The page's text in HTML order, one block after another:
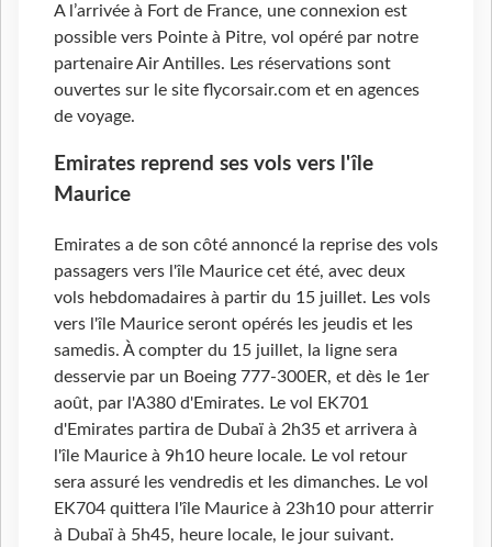
A l’arrivée à Fort de France, une connexion est
possible vers Pointe à Pitre, vol opéré par notre
partenaire Air Antilles. Les réservations sont
ouvertes sur le site flycorsair.com et en agences
de voyage.
Emirates reprend ses vols vers l'île
Maurice
Emirates a de son côté annoncé la reprise des vols
passagers vers l'île Maurice cet été, avec deux
vols hebdomadaires à partir du 15 juillet. Les vols
vers l'île Maurice seront opérés les jeudis et les
samedis. À compter du 15 juillet, la ligne sera
desservie par un Boeing 777-300ER, et dès le 1er
août, par l'A380 d'Emirates. Le vol EK701
d'Emirates partira de Dubaï à 2h35 et arrivera à
l'île Maurice à 9h10 heure locale. Le vol retour
sera assuré les vendredis et les dimanches. Le vol
EK704 quittera l'île Maurice à 23h10 pour atterrir
à Dubaï à 5h45, heure locale, le jour suivant.